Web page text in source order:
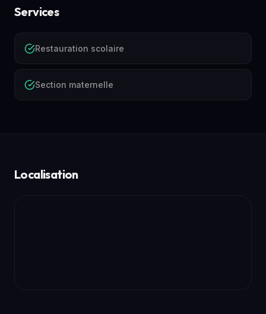
Services
Restauration scolaire
Section maternelle
Localisation